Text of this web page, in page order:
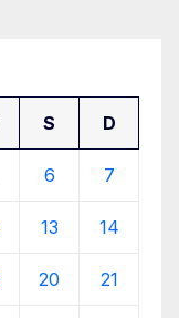
S D
6 7
13 14
20 21